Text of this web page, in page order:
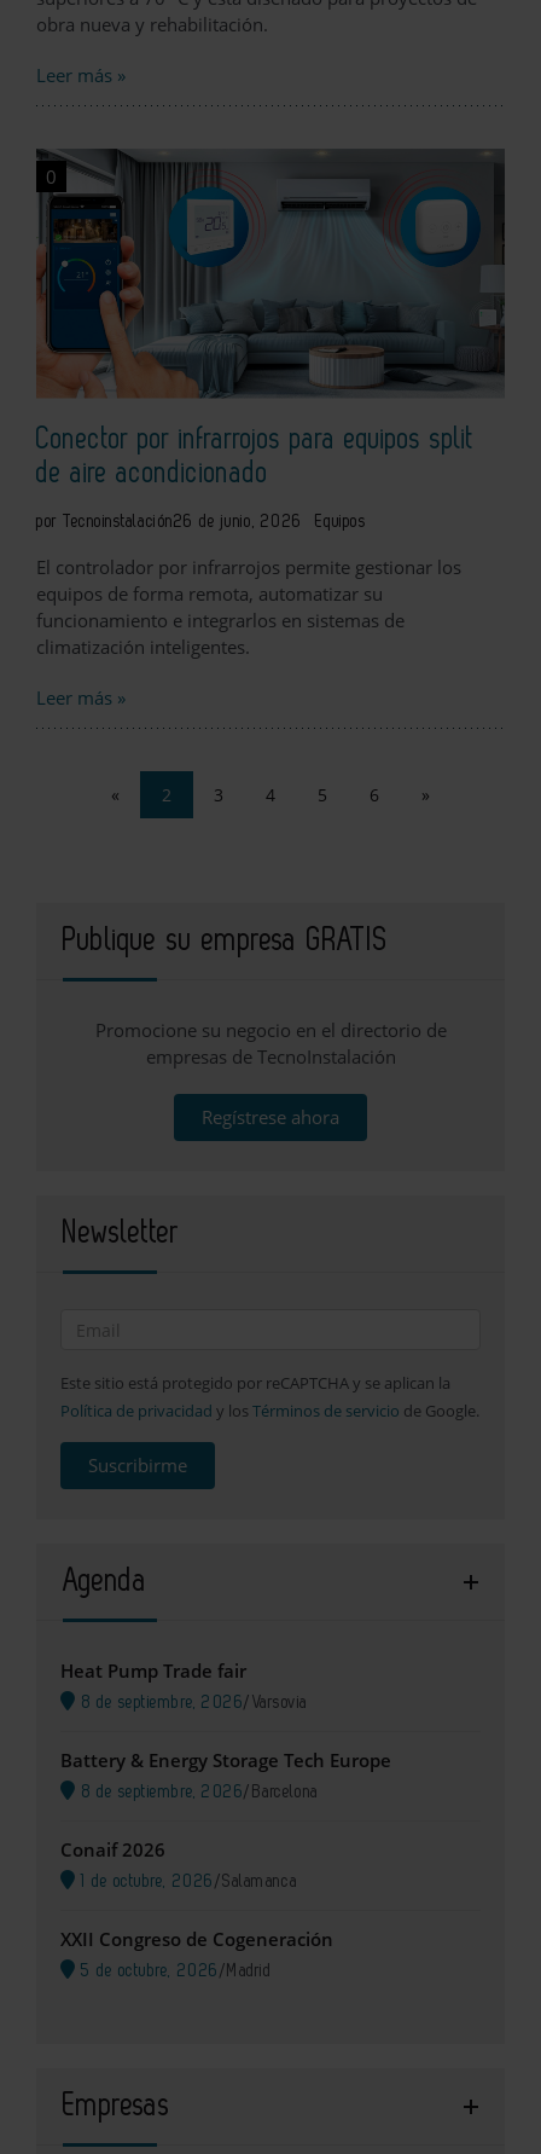
obra nueva y rehabilitación.
Leer más »
0
Conector por infrarrojos para equipos split
de aire acondicionado
por Tecnoinstalación26 de junio, 2026 Equipos
El controlador por infrarrojos permite gestionar los
equipos de forma remota, automatizar su
funcionamiento e integrarlos en sistemas de
climatización inteligentes.
Leer más »
« 2 3 4 5 6 »
Publique su empresa GRATIS
Promocione su negocio en el directorio de
empresas de TecnoInstalación
Regístrese ahora
Newsletter
Este sitio está protegido por reCAPTCHA y se aplican la
Política de privacidad y los Términos de servicio de Google.
Suscribirme
Agenda
Heat Pump Trade fair
8 de septiembre, 2026/ Varsovia
Battery & Energy Storage Tech Europe
8 de septiembre, 2026/ Barcelona
Conaif 2026
1 de octubre, 2026 /Salamanca
XXII Congreso de Cogeneración
5 de octubre, 2026 / Madrid
Empresas